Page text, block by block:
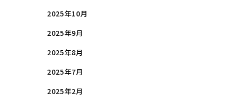
2025年10月
2025年9月
2025年8月
2025年7月
2025年2月